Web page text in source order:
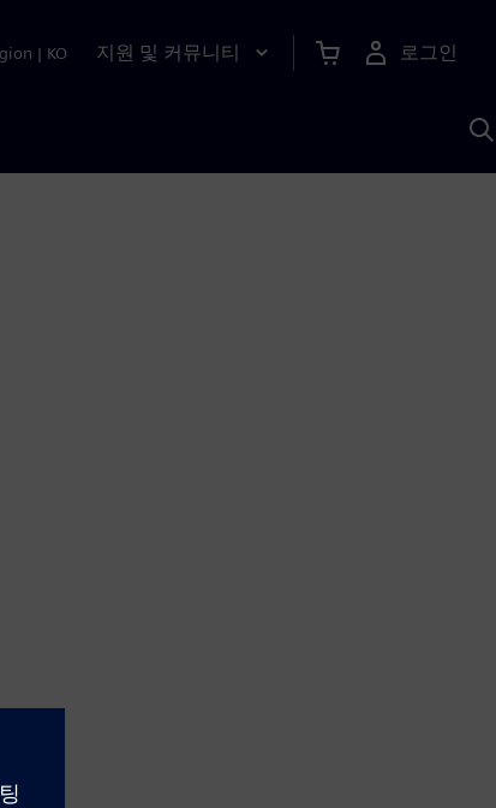
| KO 지원 및 커뮤니티 로그인